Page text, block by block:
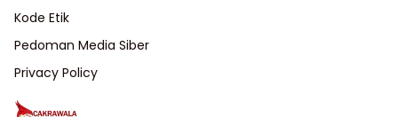
Kode Etik
Pedoman Media Siber
Privacy Policy